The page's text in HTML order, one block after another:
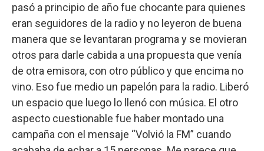
pasó a principio de año fue chocante para quienes
eran seguidores de la radio y no leyeron de buena
manera que se levantaran programa y se movieran
otros para darle cabida a una propuesta que venía
de otra emisora, con otro público y que encima no
vino. Eso fue medio un papelón para la radio. Liberó
un espacio que luego lo llenó con música. El otro
aspecto cuestionable fue haber montado una
campaña con el mensaje “Volvió la FM” cuando